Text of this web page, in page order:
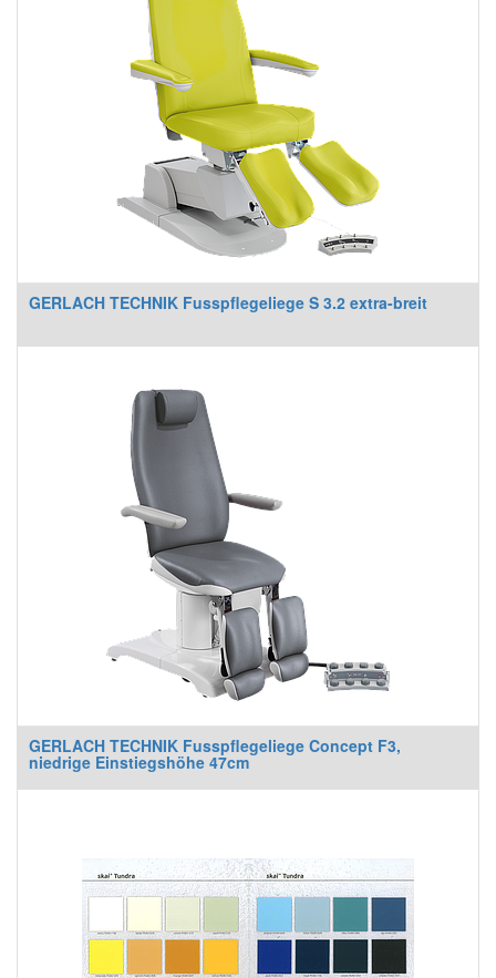
GERLACH TECHNIK Fusspflegeliege S 3.2 extra-breit
GERLACH TECHNIK Fusspflegeliege Concept F3,
niedrige Einstiegshöhe 47cm